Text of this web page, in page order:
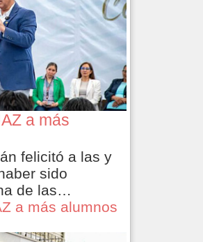
a más
felicitó a las y
sido
de las…
a más alumnos